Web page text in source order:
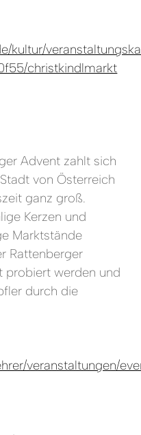
kultur/
christkindlmarkt
Advent zahlt sich
von Österreich
ganz groß.
Kerzen und
Marktstände
Rattenberger
probiert werden und
durch die
veranstaltungen/